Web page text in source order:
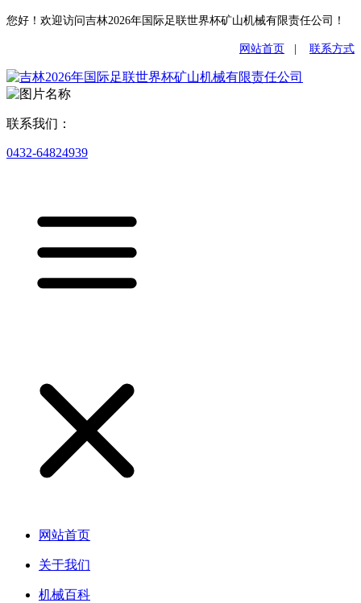
您好！欢迎访问吉林2026年国际足联世界杯矿山机械有限责任公司！
网站首页 联系方式
联系我们：
0432-64824939
网站首页
关于我们
机械百科